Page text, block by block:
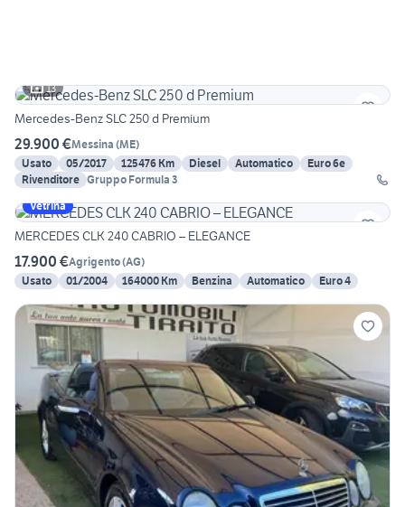
13
Mercedes-Benz SLC 250 d Premium
29.900 €Messina (ME)
Usato
05/2017 125476 Km Diesel Automatico
Euro 6e
Rivenditore Gruppo Formula 3
Vetrina
MERCEDES CLK 240 CABRIO – ELEGANCE
17.900 €Agrigento(AG)
Usato
01/2004 164000 Km Benzina Automatico Euro 4